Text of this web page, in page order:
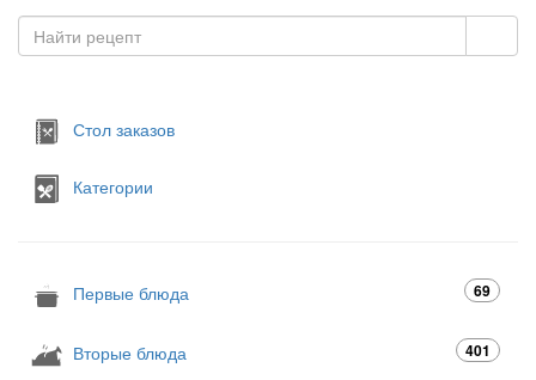
Стол заказов
Категории
Первые блюда 69
Вторые блюда 401